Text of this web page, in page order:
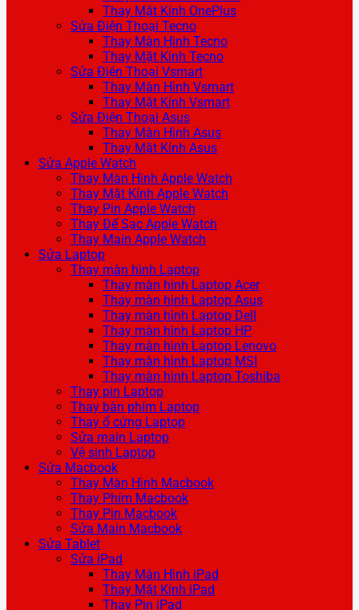
Thay Mặt Kính OnePlus
Sửa Điện Thoại Tecno
Thay Màn Hình Tecno
Thay Mặt Kính Tecno
Sửa Điện Thoại Vsmart
Thay Màn Hình Vsmart
Thay Mặt Kính Vsmart
Sửa Điện Thoại Asus
Thay Màn Hình Asus
Thay Mặt Kính Asus
Sửa Apple Watch
Thay Màn Hình Apple Watch
Thay Mặt Kính Apple Watch
Thay Pin Apple Watch
Thay Đế Sạc Apple Watch
Thay Main Apple Watch
Sửa Laptop
Thay màn hình Laptop
Thay màn hình Laptop Acer
Thay màn hình Laptop Asus
Thay màn hình Laptop Dell
Thay màn hình Laptop HP
Thay màn hình Laptop Lenovo
Thay màn hình Laptop MSI
Thay màn hình Laptop Toshiba
Thay pin Laptop
Thay bàn phím Laptop
Thay ổ cứng Laptop
Sửa main Laptop
Vệ sinh Laptop
Sửa Macbook
Thay Màn Hình Macbook
Thay Phím Macbook
Thay Pin Macbook
Sửa Main Macbook
Sửa Tablet
Sửa iPad
Thay Màn Hình iPad
Thay Mặt Kính iPad
Thay Pin iPad